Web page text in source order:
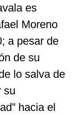
es
Moreno
a pesar de
de su
lo salva de
su
hacia el